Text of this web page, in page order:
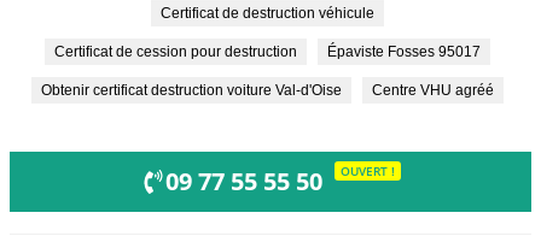
Certificat de destruction véhicule
Certificat de cession pour destruction Épaviste Fosses 95017
Obtenir certificat destruction voiture Val-d'Oise Centre VHU agréé
09 77 55 55 50 OUVERT !